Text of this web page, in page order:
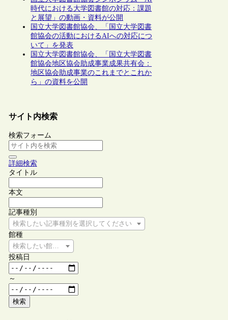
時代における大学図書館の対応：課題
と展望」の動画・資料が公開
国立大学図書館協会、「国立大学図書
館協会の活動におけるAIへの対応につ
いて」を発表
国立大学図書館協会、「国立大学図書
館協会地区協会助成事業成果共有会：
地区協会助成事業のこれまでとこれか
ら」の資料を公開
サイト内検索
検索フォーム
詳細検索
タイトル
本文
記事種別
検索したい記事種別を選択してください
館種
検索したい館種を選択してください
投稿日
～
検索